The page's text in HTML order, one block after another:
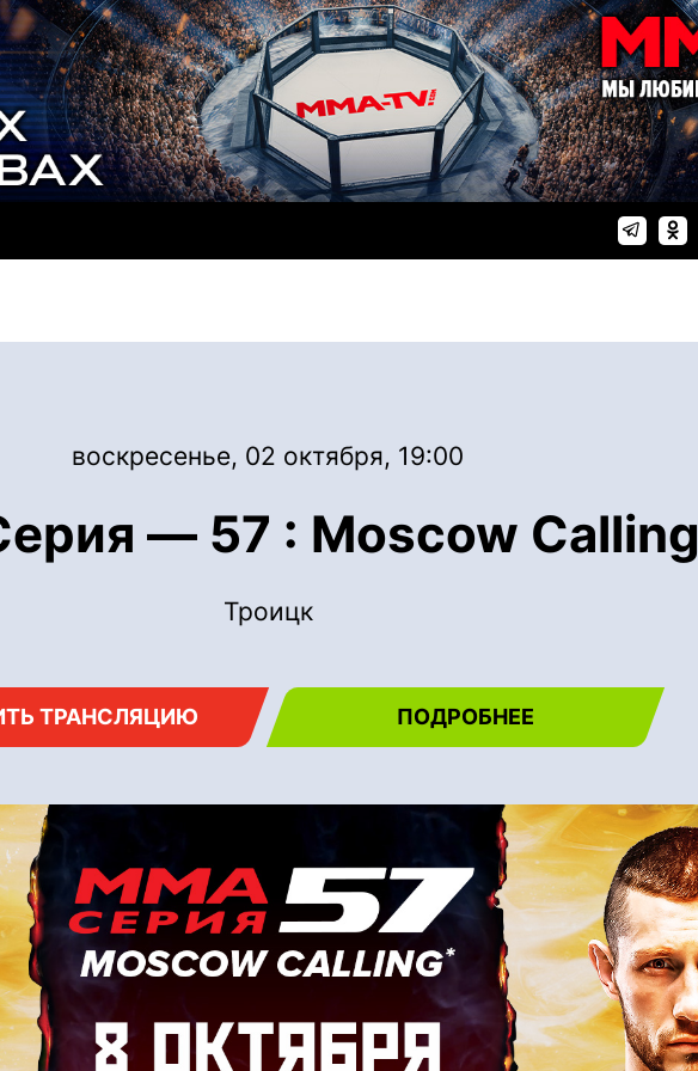
воскресенье, 02 октября, 19:00
— 57 : Moscow Calling
Троицк
ТРАНСЛЯЦИЮ ПОДРОБНЕЕ